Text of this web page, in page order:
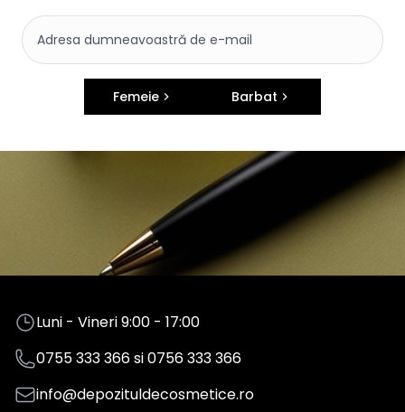
Femeie Barbat
Luni - Vineri 9:00 - 17:00
0755 333 366si0756 333 366
info@depozituldecosmetice.ro